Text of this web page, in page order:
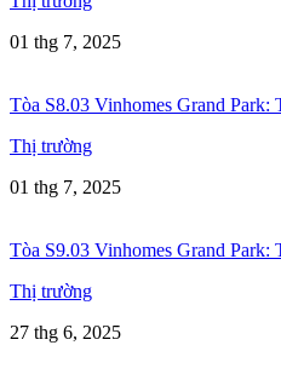
01 thg 7, 2025
Tòa S8.03 Vinhomes Grand Park:
Thị trường
01 thg 7, 2025
Tòa S9.03 Vinhomes Grand Park:
Thị trường
27 thg 6, 2025